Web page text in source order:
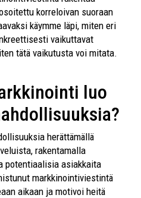
korreloivan suoraan
käymme läpi, miten eri
vaikuttavat
tätä vaikutusta voi mitata.
luo
herättämällä
rakentamalla
potentiaalisia asiakkaita
markkinointiviestintä
aikaan ja motivoi heitä